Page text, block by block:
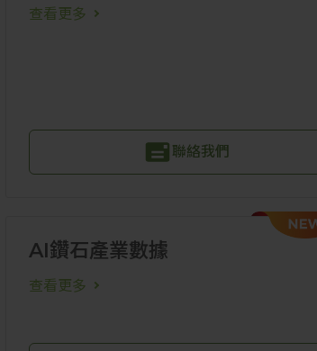
查看更多
聯絡我們
AI鑽石產業數據
查看更多